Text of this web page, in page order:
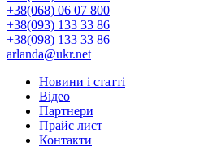
+38(068) 06 07 800
+38(093) 133 33 86
+38(098) 133 33 86
arlanda@ukr.net
Новини і статті
Відео
Партнери
Прайс лист
Контакти